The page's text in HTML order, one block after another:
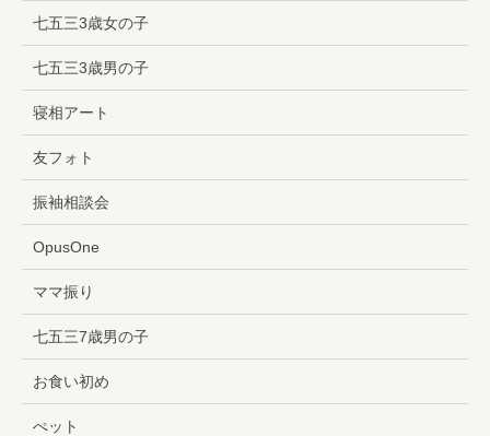
七五三3歳女の子
七五三3歳男の子
寝相アート
友フォト
振袖相談会
OpusOne
ママ振り
七五三7歳男の子
お食い初め
ぺット